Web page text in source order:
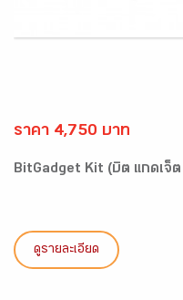
ราคา 4,750 บาท
BitGadget Kit (บิต แกดเจ็
ดูรายละเอียด